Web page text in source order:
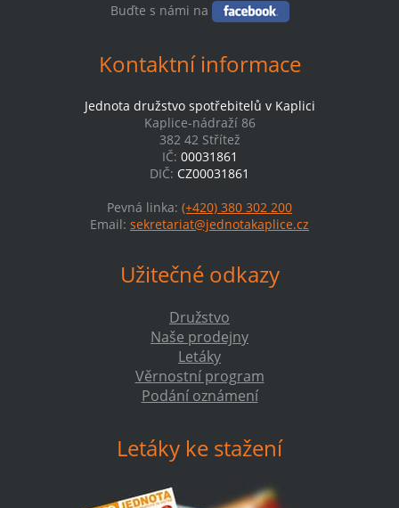
Buďte s námi na
Kontaktní informace
Jednota družstvo spotřebitelů v Kaplici
Kaplice-nádraží 86
382 42 Střítež
IČ: 00031861
DIČ: CZ00031861
Pevná linka: (+420) 380 302 200
Email: sekretariat@jednotakaplice.cz
Užitečné odkazy
Družstvo
Naše prodejny
Letáky
Věrnostní program
Podání oznámení
Letáky ke stažení